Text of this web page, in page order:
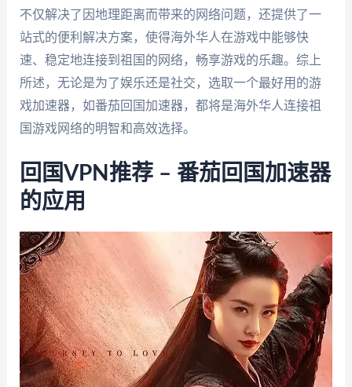
不仅解决了因地理距离而带来的网络问题，还提供了一
站式的便利解决方案，使得海外华人在游戏中能够快
速、稳定地连接到祖国的网络，畅享游戏的乐趣。综上
所述，无论是为了娱乐还是社交，选取一个最好用的游
戏加速器，如番茄回国加速器，都将是海外华人连接祖
国游戏网络的明智和高效选择。
回国VPN推荐 – 番茄回国加速器
的应用